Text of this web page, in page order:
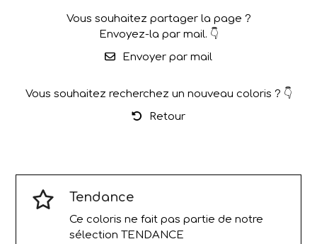
Vous souhaitez partager la page ?
Envoyez-la par mail. 👇
Envoyer par mail
Vous souhaitez recherchez un nouveau coloris ? 👇
Retour
Tendance
Ce coloris ne fait pas partie de notre
sélection TENDANCE